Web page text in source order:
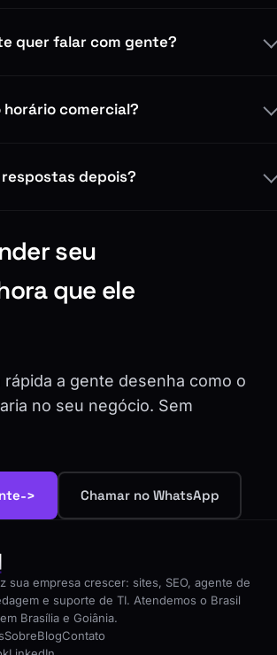
quer falar com gente?
horário comercial?
depois?
seu
que ele
a gente desenha como o
no seu negócio. Sem
-> Chamar no WhatsApp
sua empresa crescer: sites, SEO, agente de
e suporte de TI. Atendemos o Brasil
Brasília e Goiânia.
SobreBlogContato